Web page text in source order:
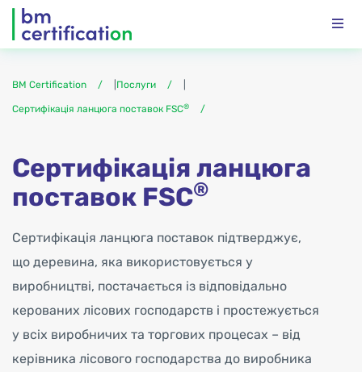
BM Certification Послуги
Сертифікація ланцюга поставок FSC®
Сертифікація ланцюга
поставок FSC®
Сертифікація ланцюга поставок підтверджує,
що деревина, яка використовується у
виробництві, постачається із відповідально
керованих лісових господарств і простежується
у всіх виробничих та торгових процесах – від
керівника лісового господарства до виробника